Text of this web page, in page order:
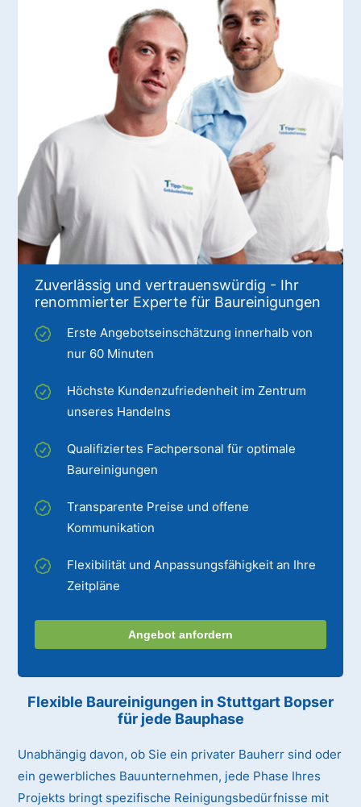
Zuverlässig und vertrauenswürdig - Ihr
renommierter Experte für Baureinigungen
Erste Angebotseinschätzung innerhalb von
nur 60 Minuten
Höchste Kundenzufriedenheit im Zentrum
unseres Handelns
Qualifiziertes Fachpersonal für optimale
Baureinigungen
Transparente Preise und offene
Kommunikation
Flexibilität und Anpassungsfähigkeit an Ihre
Zeitpläne
Angebot anfordern
Flexible Baureinigungen in Stuttgart Bopser
für jede Bauphase
Unabhängig davon, ob Sie ein privater Bauherr sind oder
ein gewerbliches Bauunternehmen, jede Phase Ihres
Projekts bringt spezifische Reinigungsbedürfnisse mit